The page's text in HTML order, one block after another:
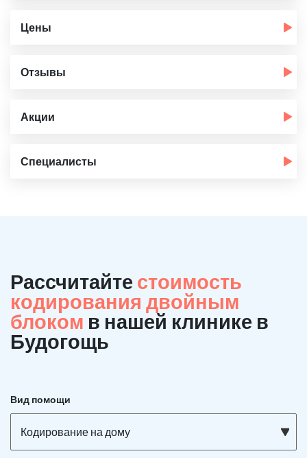
Цены
Отзывы
Акции
Специалисты
Рассчитайте стоимость
кодирования двойным
блоком в нашей клинике в
Будогощь
Вид помощи
Кодирование на дому